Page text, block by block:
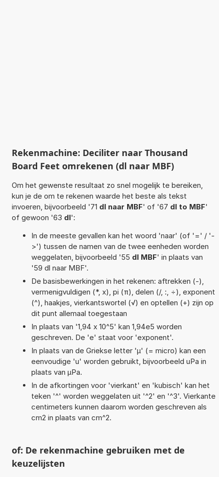
Rekenmachine: Deciliter naar Thousand
Board Feet omrekenen (dl naar MBF)
Om het gewenste resultaat zo snel mogelijk te bereiken,
kun je de om te rekenen waarde het beste als tekst
invoeren, bijvoorbeeld '71 dl naar MBF' of '67 dl to MBF'
of gewoon '63 dl':
In de meeste gevallen kan het woord 'naar' (of '=' / '-
>') tussen de namen van de twee eenheden worden
weggelaten, bijvoorbeeld '55 dl MBF' in plaats van
'59 dl naar MBF'.
De basisbewerkingen in het rekenen: aftrekken (-),
vermenigvuldigen (*, x), pi (π), delen (/, :, ÷), exponent
(^), haakjes, vierkantswortel (√) en optellen (+) zijn op
dit punt allemaal toegestaan
In plaats van '1,94 x 10^5' kan 1,94e5 worden
geschreven. De 'e' staat voor 'exponent'.
In plaats van de Griekse letter 'µ' (= micro) kan een
eenvoudige 'u' worden gebruikt, bijvoorbeeld uPa in
plaats van µPa.
In de afkortingen voor 'vierkant' en 'kubisch' kan het
teken '^' worden weggelaten uit '^2' en '^3'. Vierkante
centimeters kunnen daarom worden geschreven als
cm2 in plaats van cm^2.
of: De rekenmachine gebruiken met de
keuzelijsten